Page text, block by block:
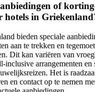
of
hotels in
bieden speciale
aan te trekken en
Dit kan variëren van
inclusive arrangementen en
Het is
en contact op te nemen